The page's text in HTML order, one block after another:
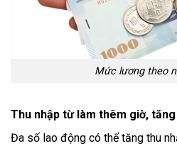
Mức lương theo
Thu nhập từ làm thêm giờ,
Đa số lao động có thể tăng thu